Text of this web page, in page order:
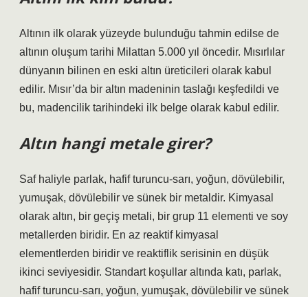
Altının ilk olarak yüzeyde bulunduğu tahmin edilse de
altının oluşum tarihi Milattan 5.000 yıl öncedir. Mısırlılar
dünyanın bilinen en eski altın üreticileri olarak kabul
edilir. Mısır’da bir altın madeninin taslağı keşfedildi ve
bu, madencilik tarihindeki ilk belge olarak kabul edilir.
Altın hangi metale girer?
Saf haliyle parlak, hafif turuncu-sarı, yoğun, dövülebilir,
yumuşak, dövülebilir ve sünek bir metaldir. Kimyasal
olarak altın, bir geçiş metali, bir grup 11 elementi ve soy
metallerden biridir. En az reaktif kimyasal
elementlerden biridir ve reaktiflik serisinin en düşük
ikinci seviyesidir. Standart koşullar altında katı, parlak,
hafif turuncu-sarı, yoğun, yumuşak, dövülebilir ve sünek